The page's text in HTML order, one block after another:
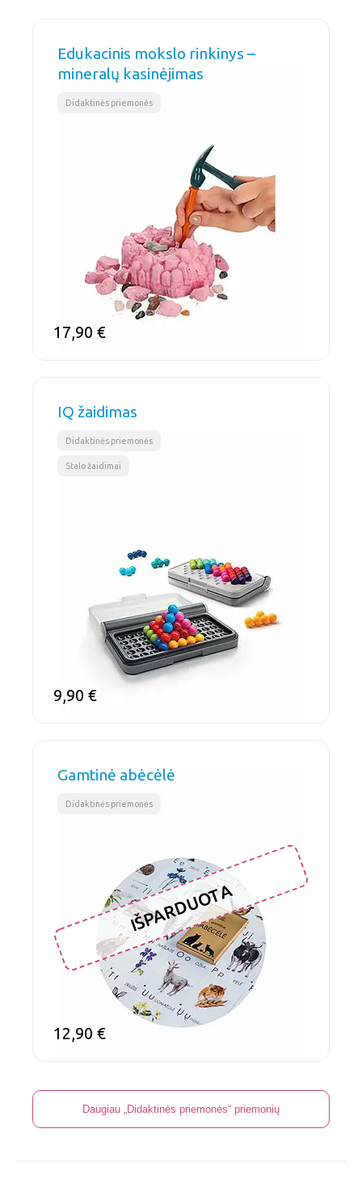
Edukacinis mokslo rinkinys –
mineralų kasinėjimas
Didaktinės priemonės
17,90 €
IQ žaidimas
Didaktinės priemonės
Stalo žaidimai
9,90 €
Gamtinė abėcėlė
Didaktinės priemonės
12,90 €
IŠPARDUOTA
Daugiau „Didaktinės priemonės“ priemonių